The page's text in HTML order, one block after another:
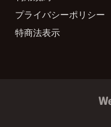
プライバシーポリシー
特商法表示